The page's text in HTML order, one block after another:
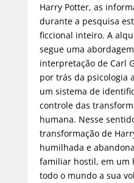
Harry Potter, as
durante a pesquisa
ficcional inteiro. A
segue uma
interpretação de Carl
por trás da psicologia
um sistema de
controle das
humana. Nesse
transformação de
humilhada e
familiar hostil, em um
todo o mundo a sua